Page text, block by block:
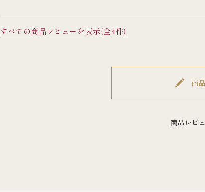
すべての商品レビューを表示(全4件)
商
商品レビ